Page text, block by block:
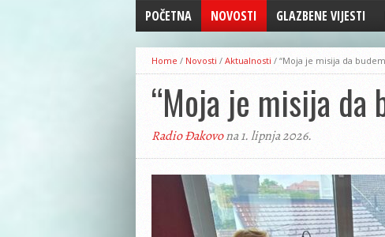
POČETNA NOVOSTI
AKTUALNOSTI
CRNA KRONIKA
POLITIKA
ZANIMLJIVOSTI
GOSPODARSTVO
KULTURA
ŠPORT
REPRIZE EMISIJA
GLAZBENE VIJESTI
Home / Novosti / Aktualnosti / “Moja je misija da
“Moja je misija da
Radio Đakovona 1. lipnja 2026.